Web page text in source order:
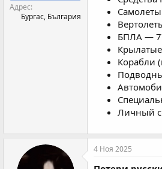
Адрес
Бургас, България
БПЛА —
Корабли
Личный
4 Ноя 2025